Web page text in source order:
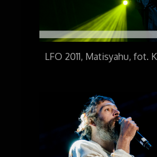
LFO 2011, Matisyahu, fot.